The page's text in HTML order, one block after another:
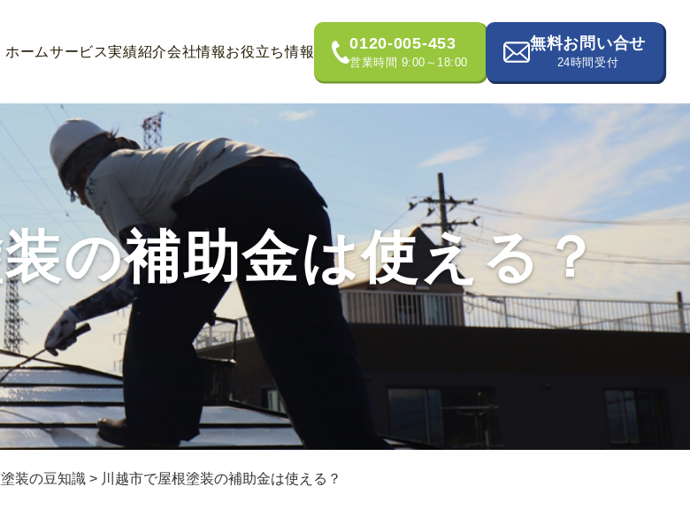
ホームサービス実績紹介会社情報お役立ち情報 0120-005-453
営業時間 9:00～18:00
無料お問い合せ
24時間受付
の補助金は使える？
装の豆知識 > 川越市で屋根塗装の補助金は使える？